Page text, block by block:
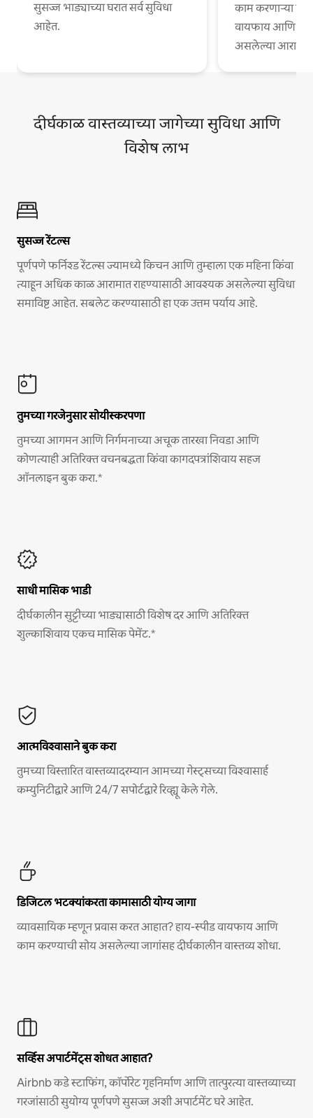
सुसज्ज भाड्याच्या घरात सर्व सुविधा
आहेत.
काम करणाऱ्या
वायफाय आणि
असलेल्या
दीर्घकाळ वास्तव्याच्या जागेच्या सुविधा आणि
विशेष लाभ
सुसज्ज रेंटल्स
पूर्णपणे फर्निश्ड रेंटल्स ज्यामध्ये किचन आणि तुम्हाला एक महिना किंवा
त्याहून अधिक काळ आरामात राहण्यासाठी आवश्यक असलेल्या सुविधा
समाविष्ट आहेत. सबलेट करण्यासाठी हा एक उत्तम पर्याय आहे.
तुमच्या गरजेनुसार सोयीस्करपणा
तुमच्या आगमन आणि निर्गमनाच्या अचूक तारखा निवडा आणि
कोणत्याही अतिरिक्त वचनबद्धता किंवा कागदपत्रांशिवाय सहज
ऑनलाइन बुक करा.*
साधी मासिक भाडी
दीर्घकालीन सुट्टीच्या भाड्यासाठी विशेष दर आणि अतिरिक्त
शुल्काशिवाय एकच मासिक पेमेंट.*
आत्मविश्वासाने बुक करा
तुमच्या विस्तारित वास्तव्यादरम्यान आमच्या गेस्ट्सच्या विश्वासार्ह
कम्युनिटीद्वारे आणि 24/7 सपोर्टद्वारे रिव्ह्यू केले गेले.
डिजिटल भटक्यांकरता कामासाठी योग्य जागा
व्यावसायिक म्हणून प्रवास करत आहात? हाय-स्पीड वायफाय आणि
काम करण्याची सोय असलेल्या जागांसह दीर्घकालीन वास्तव्य शोधा.
सर्व्हिस अपार्टमेंट्स शोधत आहात?
Airbnb कडे स्टाफिंग, कॉर्पोरेट गृहनिर्माण आणि तात्पुरत्या वास्तव्याच्या
गरजांसाठी सुयोग्य पूर्णपणे सुसज्ज अशी अपार्टमेंट घरे आहेत.